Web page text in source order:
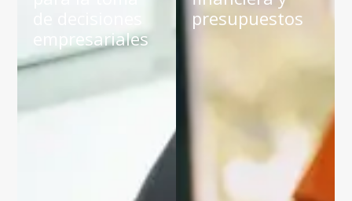
empresariales
presupuestos